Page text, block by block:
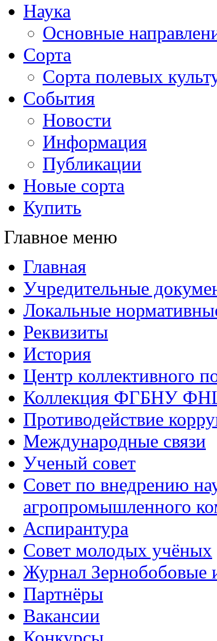
Наука
Основные
Сорта
Сорта полевых
События
Новости
Информация
Публикации
Новые сорта
Купить
Главное меню
Главная
Учредительные
Локальные
Реквизиты
История
Центр коллективного
Коллекция ФГБНУ
Противодействие
Международные связи
Ученый совет
Совет по внедрению
агропромышленного
Аспирантура
Совет молодых учёных
Журнал Зернобобовые
Партнёры
Вакансии